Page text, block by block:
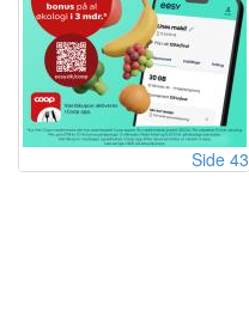
Side 43